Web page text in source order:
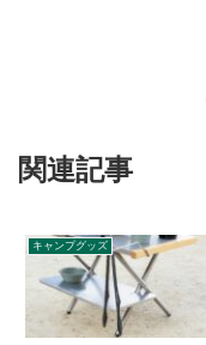
関連記事
キャンプグッズ